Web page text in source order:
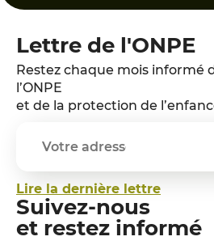
Lettre de l'ONPE
Restez chaque mois informé
l’ONPE
et de la protection de
Lire la dernière lettre
Suivez-nous
et restez informé